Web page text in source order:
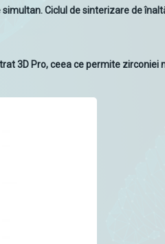
Ciclul de sinterizare de
3D Pro, ceea ce permite zirconiei